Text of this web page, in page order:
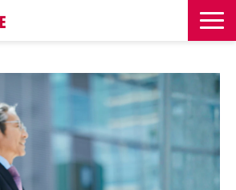
を探す